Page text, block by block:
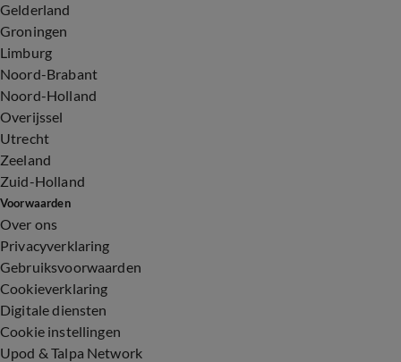
Gelderland
Groningen
Limburg
Noord-Brabant
Noord-Holland
Overijssel
Utrecht
Zeeland
Zuid-Holland
Voorwaarden
Over ons
Privacyverklaring
Gebruiksvoorwaarden
Cookieverklaring
Digitale diensten
Cookie instellingen
Upod & Talpa Network